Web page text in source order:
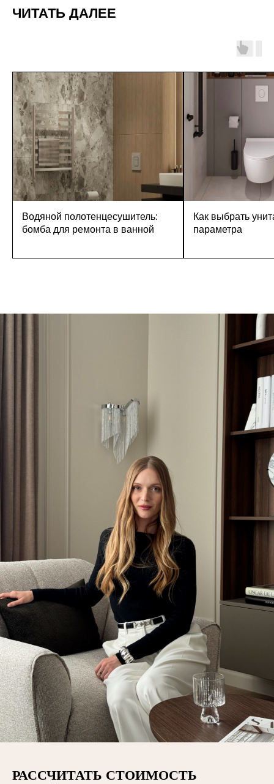
ЧИТАТЬ ДАЛЕЕ
Водяной полотенцесушитель:
бомба для ремонта в ванной
Как выбрать
параметра
РАССЧИТАТЬ СТОИМОСТЬ